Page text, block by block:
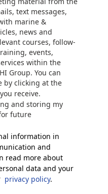
text messages,
marine &
news and
courses, follow-
events,
within the
Group. You can
by clicking at the
receive.
and storing my
future
information in
and
read more about
data and your
privacy policy.